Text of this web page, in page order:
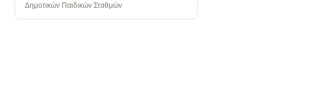
Δημοτικών Παιδικών Σταθμών